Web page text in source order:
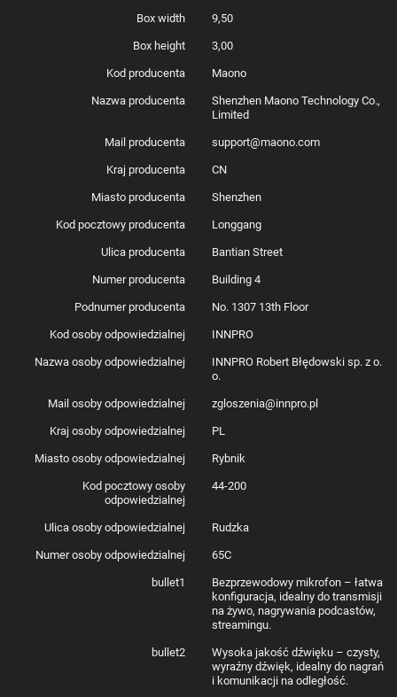
Box width 9,50
Box height 3,00
Kod producenta Maono
Nazwa producenta
Shenzhen Maono Technology Co.,
Limited
Mail producenta support@maono.com
Kraj producenta CN
Miasto producenta Shenzhen
Kod pocztowy producenta Longgang
Ulica producenta Bantian Street
Numer producenta Building 4
Podnumer producenta No. 1307 13th Floor
Kod osoby odpowiedzialnej INNPRO
Nazwa osoby odpowiedzialnej
INNPRO Robert Błędowski sp. z o.
o.
Mail osoby odpowiedzialnej zgloszenia@innpro.pl
Kraj osoby odpowiedzialnej PL
Miasto osoby odpowiedzialnej Rybnik
Kod pocztowy osoby
odpowiedzialnej
44-200
Ulica osoby odpowiedzialnej Rudzka
Numer osoby odpowiedzialnej 65C
bullet1
Bezprzewodowy mikrofon – łatwa
konfiguracja, idealny do transmisji
na żywo, nagrywania podcastów,
streamingu.
bullet2
Wysoka jakość dźwięku – czysty,
wyraźny dźwięk, idealny do nagrań
i komunikacji na odległość.